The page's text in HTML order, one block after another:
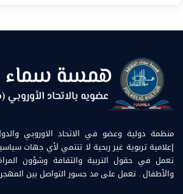
منظمة دولية وعضو في الاتحاد الاوروبي
إعلامية تربوية غير ربحية لا تنتمي لأي جهات
تعمل في حقول التربية والثقافة وشؤون
والأطفال . تعمل على مد جسور التواصل بين المهجر